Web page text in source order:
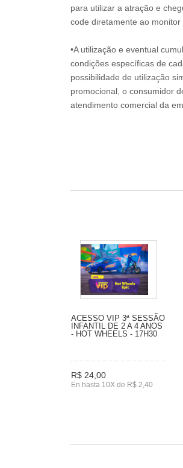
para utilizar a atração e
code diretamente ao
•A utilização e eventual
condições específicas de
possibilidade de utilização
promocional, o consumidor
atendimento comercial da
ACESSO VIP 3ª SESSÃO
INFANTIL DE 2 A 4 ANOS
- HOT WHEELS - 17H30
R$ 24,00
En hasta 10X de R$ 2,40